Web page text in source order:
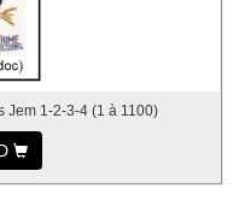
Jem 1-2-3-4 (1 à 1100)